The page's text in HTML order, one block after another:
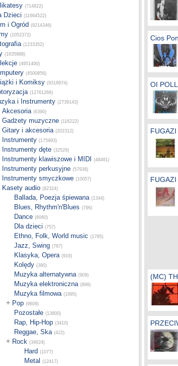
(714822)
Dzieci (11664522)
i Ogród (9214346)
(1052372)
(1233352)
(1635988)
(4951400)
(4500856)
i Komiksy (9318974)
(12761266)
i Instrumenty (2739143)
Akcesoria (6390)
Gadżety muzyczne (116222)
Gitary i akcesoria (202312)
Instrumenty (175993)
Instrumenty dęte (32529)
Instrumenty klawiszowe i MIDI (48491)
Instrumenty perkusyjne (57938)
Instrumenty smyczkowe (10057)
Kasety audio (82324)
Ballada, Poezja śpiewana (1344)
Blues, Rhythm'n'Blues (796)
Dance (6060)
Dla dzieci (757)
Ethno, Folk, World music (1785)
Jazz, Swing (767)
Klasyka, Opera (916)
Kolędy (380)
Muzyka alternatywna (909)
Muzyka elektroniczna (899)
Muzyka filmowa (1995)
+ Pop (9609)
Pozostałe (13800)
Rap, Hip-Hop (3410)
Reggae, Ska (422)
+ Rock (34624)
Hard (1077)
Metal (12417)
Cios
OI
(MC)